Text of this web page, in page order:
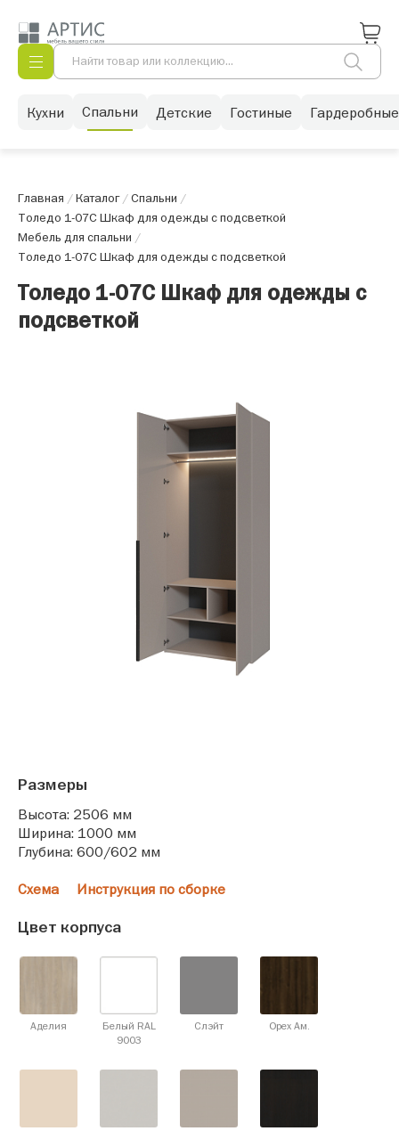
Кухни Спальни Детские Гостиные Гардеробные
Главная /Каталог/Спальни /
Толедо 1-07С Шкаф для одежды с подсветкой
Мебель для спальни /
Толедо 1-07С Шкаф для одежды с подсветкой
Толедо 1-07С Шкаф для одежды с
подсветкой
Размеры
Высота: 2506 мм
Ширина: 1000 мм
Глубина: 600/602 мм
Схема Инструкция по сборке
Цвет корпуса
Аделия
Белый RAL
9003
Слэйт Орех Ам.